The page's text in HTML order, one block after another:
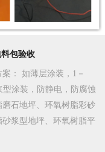
包验收
案 ： 如薄层涂装，1－
涂装，防静电，防腐蚀
石地坪、环氧树脂彩砂
浆型地坪、环氧树脂平